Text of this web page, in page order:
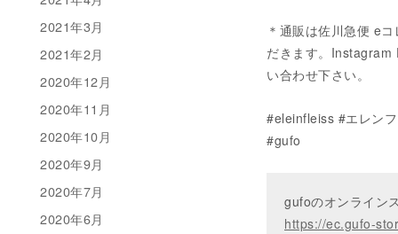
＊通販は佐川急便 e
だきます。
い合わせ下さい。
#eleinfleiss #エレン
#gufo
gufoのオンライン
https://ec.gufo-
2021年3月
2021年2月
2020年12月
2020年11月
2020年10月
2020年9月
2020年7月
2020年6月